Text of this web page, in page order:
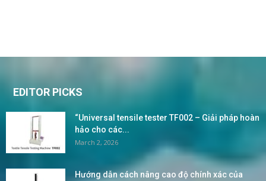
EDITOR PICKS
“Universal tensile tester TF002 – Giải pháp hoàn
hảo cho các...
March 2, 2026
Hướng dẫn cách nâng cao độ chính xác của